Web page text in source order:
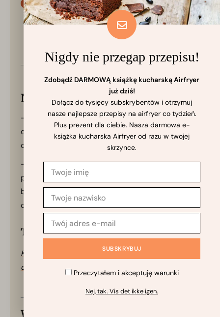
Pozwól batonikom musli ostygnąć w koszu
airfryera, zanim pokroisz je na batoniki lub
Nasze notatki do przepisu
– Możesz dostosować składniki do swojego gustu,
dodając różne orzechy, nasiona lub suszone
owoce.
– Miej oko na batoniki musli podczas pieczenia,
ponieważ airfryery mogą różnić się wydajnością, a
batoniki mogą potrzebować krótszego lub
dłuższego czasu pieczenia.
Twoje notatki do przepisu
Kliknij tutaj! Aby dodać i zapisać własne notatki
do tego przepisu.
Wartości odżywcze na porcję (Orientacyjne)
Nigdy nie przegap przepisu!
Zdobądź DARMOWĄ książkę kucharską Airfryer
już dziś!
Dołącz do tysięcy subskrybentów i otrzymuj
nasze najlepsze przepisy na airfryer co tydzień.
Plus prezent dla ciebie. Nasza darmowa e-
książka kucharska Airfryer od razu w twojej
skrzynce.
Przeczytałem i akceptuję warunki
Nej, tak. Vis det ikke igen.
✨Zapytaj Szefa AI